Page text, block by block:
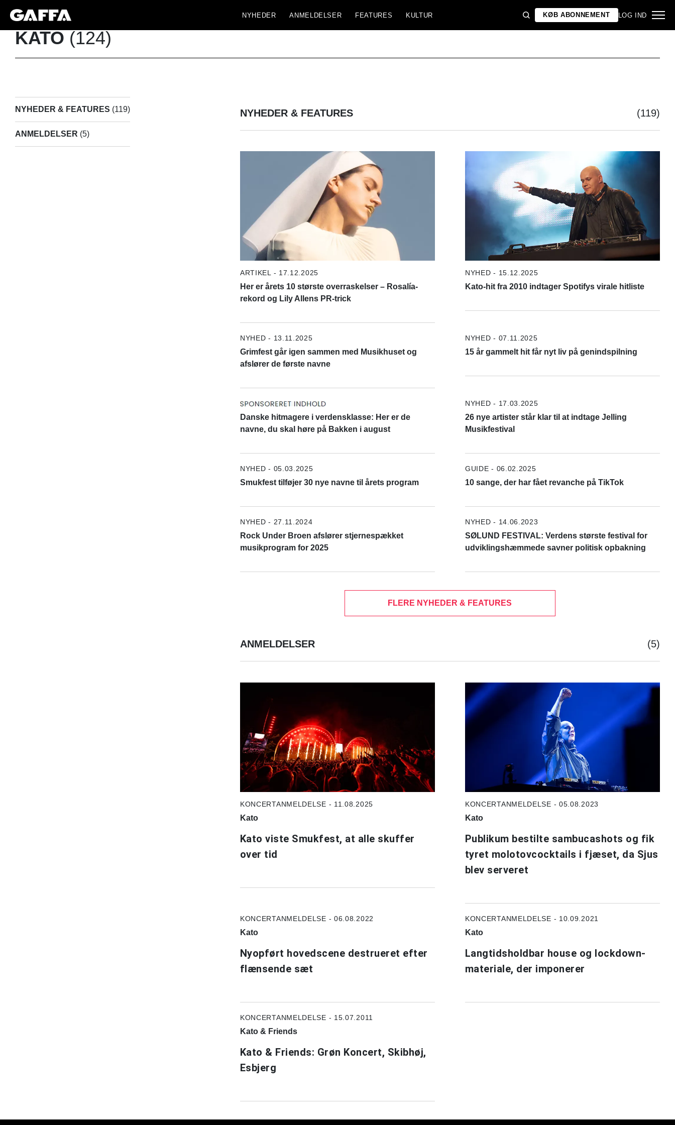
NYHEDER ANMELDELSER FEATURES KULTUR KØB ABONNEMENT LOG IND
KATO (124)
NYHEDER & FEATURES (119)
ANMELDELSER (5)
NYHEDER & FEATURES (119)
ARTIKEL - 17.12.2025
Her er årets 10 største overraskelser – Rosalía-
rekord og Lily Allens PR-trick
NYHED - 15.12.2025
Kato-hit fra 2010 indtager Spotifys virale hitliste
NYHED - 13.11.2025
Grimfest går igen sammen med Musikhuset og
afslører de første navne
NYHED - 07.11.2025
15 år gammelt hit får nyt liv på genindspilning
Danske hitmagere i verdensklasse: Her er de
navne, du skal høre på Bakken i august
NYHED - 17.03.2025
26 nye artister står klar til at indtage Jelling
Musikfestival
NYHED - 05.03.2025
Smukfest tilføjer 30 nye navne til årets program
GUIDE - 06.02.2025
10 sange, der har fået revanche på TikTok
NYHED - 27.11.2024
Rock Under Broen afslører stjernespækket
musikprogram for 2025
NYHED - 14.06.2023
SØLUND FESTIVAL: Verdens største festival for
udviklingshæmmede savner politisk opbakning
FLERE NYHEDER & FEATURES
ANMELDELSER (5)
KONCERTANMELDELSE - 11.08.2025
Kato
Kato viste Smukfest, at alle skuffer
over tid
KONCERTANMELDELSE - 05.08.2023
Kato
Publikum bestilte sambucashots og fik
tyret molotovcocktails i fjæset, da Sjus
blev serveret
KONCERTANMELDELSE - 06.08.2022
Kato
Nyopført hovedscene destrueret efter
flænsende sæt
KONCERTANMELDELSE - 10.09.2021
Kato
Langtidsholdbar house og lockdown-
materiale, der imponerer
KONCERTANMELDELSE - 15.07.2011
Kato & Friends
Kato & Friends: Grøn Koncert, Skibhøj,
Esbjerg